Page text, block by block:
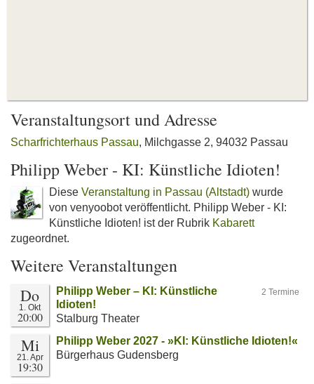
Veranstaltungsort und Adresse
Scharfrichterhaus Passau, Milchgasse 2, 94032 Passau
Philipp Weber - KI: Künstliche Idioten!
Diese Veranstaltung in Passau (Altstadt) wurde
von venyoobot veröffentlicht. Philipp Weber - KI:
Künstliche Idioten! ist der Rubrik Kabarett
zugeordnet.
Weitere Veranstaltungen
Do
1. Okt
20:00
2 Termine
Philipp Weber – KI: Künstliche
Idioten!
Stalburg Theater
Mi
21. Apr
19:30
Philipp Weber 2027 - »KI: Künstliche Idioten!«
Bürgerhaus Gudensberg